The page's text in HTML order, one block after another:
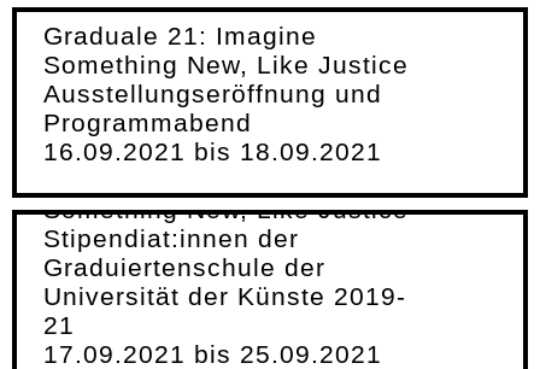
Graduale 21: Imagine
Something New, Like Justice
Ausstellungseröffnung und
Programmabend
16.09.2021 bis 18.09.2021
Something New, Like Justice
Stipendiat:innen der
Graduiertenschule der
Universität der Künste 2019-
21
17.09.2021 bis 25.09.2021